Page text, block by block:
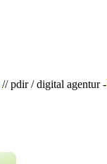
// pdir / digital agentur -